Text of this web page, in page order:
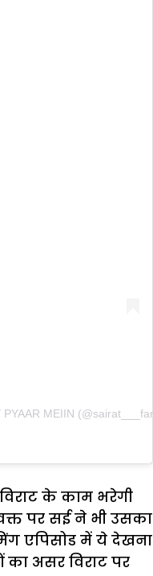
MEIIN
के काम भरेगी
पर सई ने भी उसका
एपिसोड में ये देखना
का असर विराट पर